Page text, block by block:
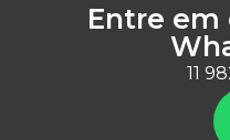
Entre
11